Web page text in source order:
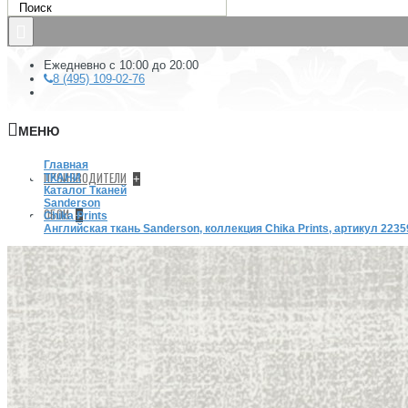
Ежедневно с 10:00 до 20:00
8 (495) 109-02-76
МЕНЮ
ПРОИЗВОДИТЕЛИ +
ОБОИ +
КРАСКА
Краска Hygge
Краска Mylands
+
Архив (Archive) collection
COLOURS OF LONDON
FTT
GREY AND NEUTRAL PAINT COLOURS
Краски Шарман (Charmant)
Краски Шервин Вильемс (Sherwin-Williams)
Главная
ТКАНИ
Каталог Тканей
Sanderson
Chika Prints
Английская ткань Sanderson, коллекция Chika Prints, артикул